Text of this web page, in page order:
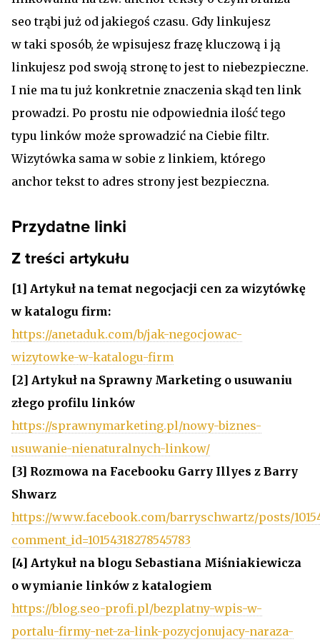
seo trąbi już od jakiegoś czasu. Gdy linkujesz
w taki sposób, że wpisujesz frazę kluczową i ją
linkujesz pod swoją stronę to jest to niebezpieczne.
I nie ma tu już konkretnie znaczenia skąd ten link
prowadzi. Po prostu nie odpowiednia ilość tego
typu linków może sprowadzić na Ciebie filtr.
Wizytówka sama w sobie z linkiem, którego
anchor tekst to adres strony jest bezpieczna.
Przydatne linki
Z treści artykułu
[1] Artykuł na temat negocjacji cen za wizytówkę
w katalogu firm:
https://anetaduk.com/b/jak-negocjowac-
wizytowke-w-katalogu-firm
[2] Artykuł na Sprawny Marketing o usuwaniu
złego profilu linków
https://sprawnymarketing.pl/nowy-biznes-
usuwanie-nienaturalnych-linkow/
[3] Rozmowa na Facebooku Garry Illyes z Barry
Shwarz
https://www.facebook.com/barryschwartz/posts/
comment_id=10154318278545783
[4] Artykuł na blogu Sebastiana Miśniakiewicza
o wymianie linków z katalogiem
https://blog.seo-profi.pl/bezplatny-wpis-w-
portalu-firmy-net-za-link-pozycjonujacy-naraza-